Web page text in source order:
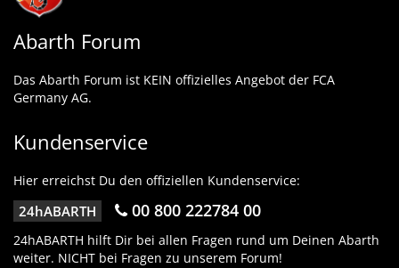
Abarth Forum
Das Abarth Forum ist KEIN offizielles Angebot der FCA
Germany AG.
Kundenservice
Hier erreichst Du den offiziellen Kundenservice:
24hABARTH 00 800 222784 00
24hABARTH hilft Dir bei allen Fragen rund um Deinen Abarth
weiter. NICHT bei Fragen zu unserem Forum!